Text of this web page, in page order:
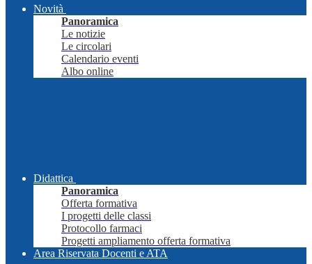
Novità
Panoramica
Le notizie
Le circolari
Calendario eventi
Albo online
Didattica
Panoramica
Offerta formativa
I progetti delle classi
Protocollo farmaci
Progetti ampliamento offerta formativa
Area Riservata Docenti e ATA